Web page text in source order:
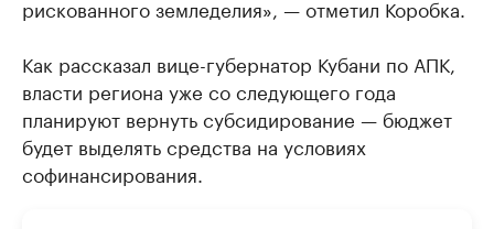
рискованного земледелия», — отметил Коробка.
Как рассказал вице-губернатор Кубани по АПК,
власти региона уже со следующего года
планируют вернуть субсидирование — бюджет
будет выделять средства на условиях
софинансирования.